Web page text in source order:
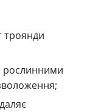
троянди
рослинними